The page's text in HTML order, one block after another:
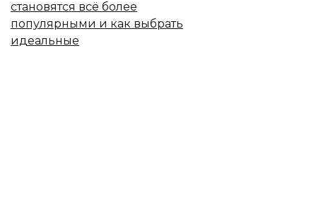
становятся всё более
популярными и как выбрать
идеальные